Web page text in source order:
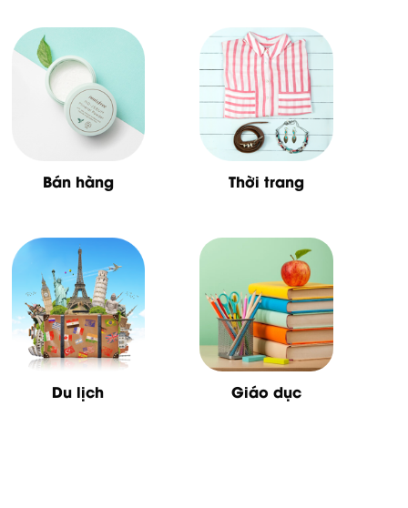
Bán hàng Thời trang
Du lịch Giáo dục